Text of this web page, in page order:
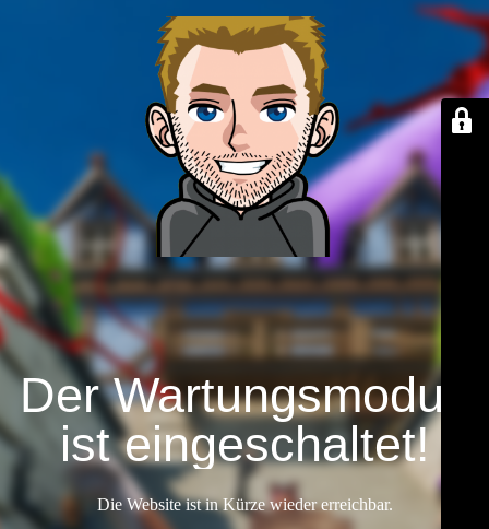
Der Wartungsmodus
ist eingeschaltet!
Die Website ist in Kürze wieder erreichbar.